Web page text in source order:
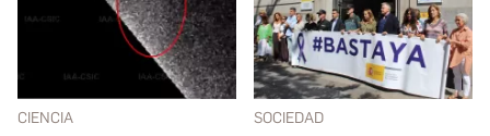
CIENCIA SOCIEDAD